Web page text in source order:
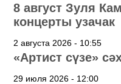
8 август Зуля
концерты узачак
2 августа 2026 - 10:55
«Артист сүзе»
29 июля 2026 - 12:00